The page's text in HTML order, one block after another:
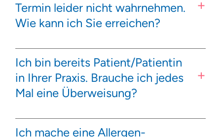
Termin leider nicht wahrnehmen.
Wie kann ich Sie erreichen?
Ich bin bereits Patient/Patientin
in Ihrer Praxis. Brauche ich jedes
Mal eine Überweisung?
Ich mache eine Allergen-